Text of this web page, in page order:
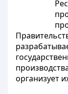
организует